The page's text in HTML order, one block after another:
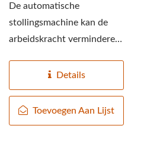
TOFU-
PRIJS VAN
De automatische
stollingsmachine kan de
arbeidskracht verminderen
tofu-productielijn...
Details
Toevoegen Aan Lijst